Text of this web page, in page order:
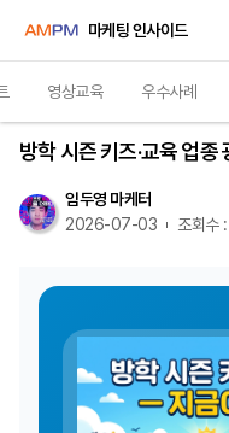
마케팅 인사이드
영상교육 우수사례
인사이트
방학 시즌 키즈·교육 업
임두영 마케터
2026-07-03
조회수